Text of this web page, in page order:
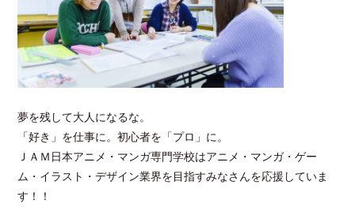
夢を残して大人になるな。
「好き」を仕事に。初心者を「プロ」に。
ＪＡＭ日本アニメ・マンガ専門学校はアニメ・マンガ・ゲー
ム・イラスト・デザイン業界を目指すみなさんを応援していま
す！！